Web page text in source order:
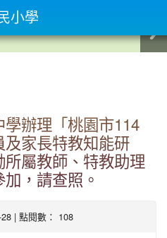
辦理「桃園市114
及家長特教知能研
屬教師、特教助理
，請查照。
| 點閱數： 108
小學